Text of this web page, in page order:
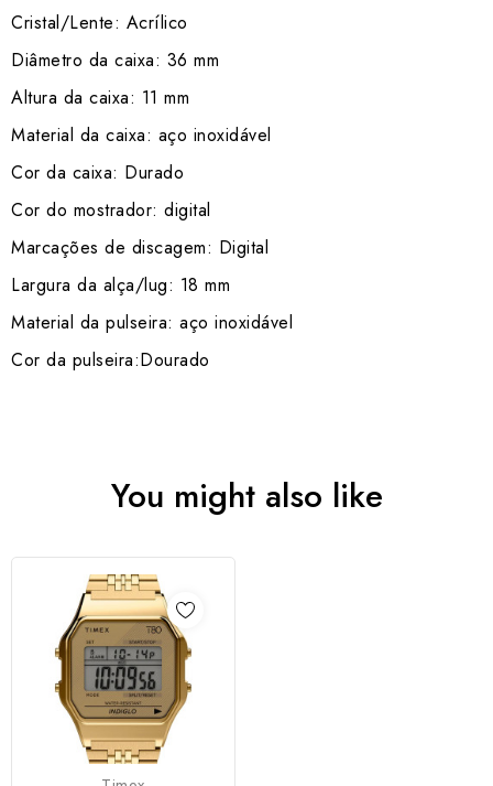
Cristal/Lente: Acrílico
Diâmetro da caixa: 36 mm
Altura da caixa: 11 mm
Material da caixa: aço inoxidável
Cor da caixa: Durado
Cor do mostrador: digital
Marcações de discagem: Digital
Largura da alça/lug: 18 mm
Material da pulseira: aço inoxidável
Cor da pulseira:Dourado
You might also like